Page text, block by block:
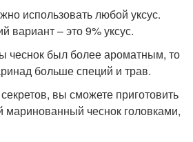
использовать любой уксус.
вариант – это 9% уксус.
чеснок был более ароматным, то
больше специй и трав.
вы сможете приготовить
чеснок головками,